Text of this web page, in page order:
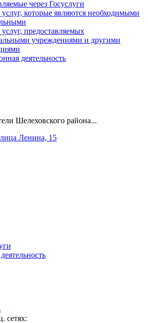
через Госуслуги
которые являются необходимыми
предоставляемых
учреждениями и другими
деятельность
Шелеховского района...
Ленина, 15
сетях: